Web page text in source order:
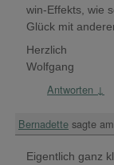
win-Effekts, wie
Glück mit
Herzlich
Wolfgang
Antworten ↓
Bernadette sagte am
Eigentlich ganz